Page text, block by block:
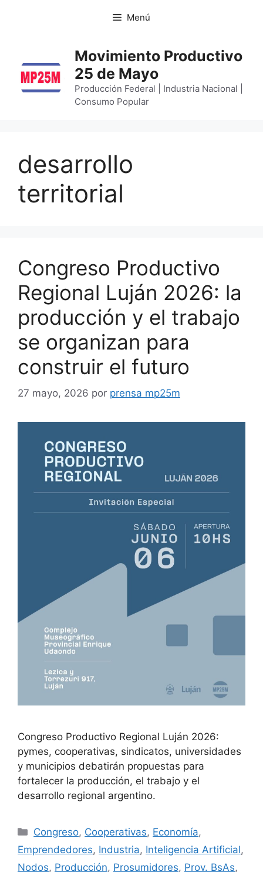
Menú
Movimiento Productivo
25 de Mayo
Producción Federal | Industria Nacional |
Consumo Popular
desarrollo
territorial
Congreso Productivo
Regional Luján 2026: la
producción y el trabajo
se organizan para
construir el futuro
27 mayo, 2026 por prensa mp25m
Congreso Productivo Regional Luján 2026:
pymes, cooperativas, sindicatos, universidades
y municipios debatirán propuestas para
fortalecer la producción, el trabajo y el
desarrollo regional argentino.
Congreso, Cooperativas, Economía,
Emprendedores, Industria, Inteligencia Artificial,
Nodos, Producción, Prosumidores, Prov. BsAs,